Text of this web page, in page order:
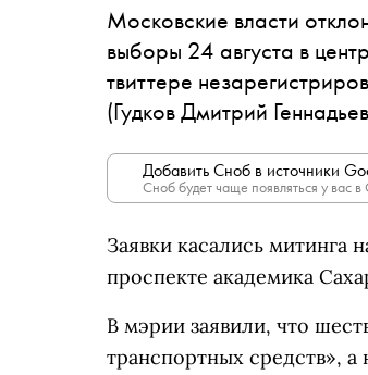
Московские власти
выборы 24 августа в
твиттере
(Гудков Дмитрий
Добавить Сноб в источники
Сноб будет чаще появляться у вас
Заявки касались
проспекте академика
В мэрии заявили, что
транспортных средств»,